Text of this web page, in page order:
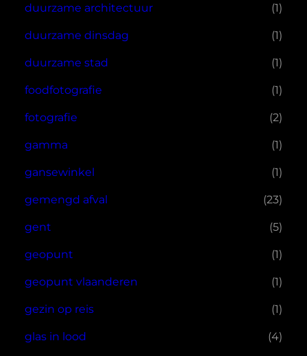
duurzame architectuur (1)
duurzame dinsdag (1)
duurzame stad (1)
foodfotografie (1)
fotografie (2)
gamma (1)
gansewinkel (1)
gemengd afval (23)
gent (5)
geopunt (1)
geopunt vlaanderen (1)
gezin op reis (1)
glas in lood (4)